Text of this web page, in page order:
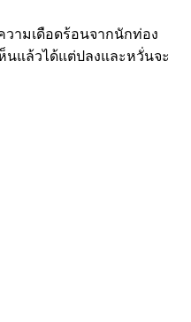
วามเดือดร้อนจากนักท่อง
นแล้วได้แต่ปลงและหวั่นจะ